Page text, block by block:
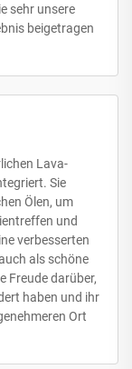
sehr unsere
beigetragen
Lava-
Sie
Ölen, um
und
verbesserten
als schöne
Freude darüber,
haben und ihr
Ort